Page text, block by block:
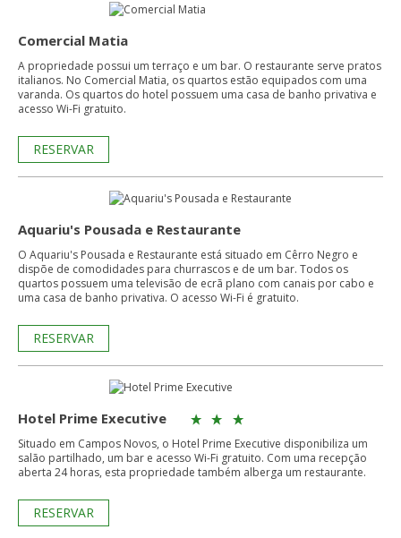
Comercial Matia
A propriedade possui um terraço e um bar. O restaurante serve pratos
italianos. No Comercial Matia, os quartos estão equipados com uma
varanda. Os quartos do hotel possuem uma casa de banho privativa e
acesso Wi-Fi gratuito.
RESERVAR
Aquariu's Pousada e Restaurante
O Aquariu's Pousada e Restaurante está situado em Cêrro Negro e
dispõe de comodidades para churrascos e de um bar. Todos os
quartos possuem uma televisão de ecrã plano com canais por cabo e
uma casa de banho privativa. O acesso Wi-Fi é gratuito.
RESERVAR
Hotel Prime Executive
Situado em Campos Novos, o Hotel Prime Executive disponibiliza um
salão partilhado, um bar e acesso Wi-Fi gratuito. Com uma recepção
aberta 24 horas, esta propriedade também alberga um restaurante.
RESERVAR